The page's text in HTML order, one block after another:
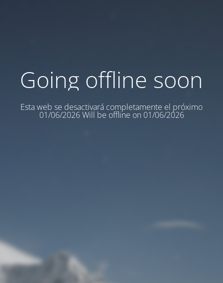
Going offline soon
Esta web se desactivará completamente el próximo
01/06/2026 Will be offline on 01/06/2026